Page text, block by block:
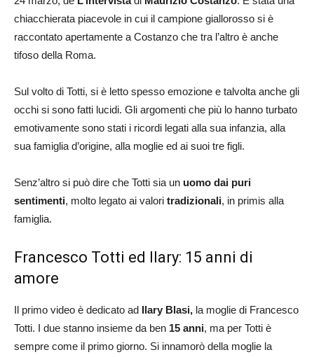
chiacchierata piacevole in cui il campione giallorosso si è
raccontato apertamente a Costanzo che tra l’altro è anche
tifoso della Roma.
Sul volto di Totti, si è letto spesso emozione e talvolta anche gli
occhi si sono fatti lucidi. Gli argomenti che più lo hanno turbato
emotivamente sono stati i ricordi legati alla sua infanzia, alla
sua famiglia d’origine, alla moglie ed ai suoi tre figli.
Senz’altro si può dire che Totti sia un uomo dai puri
sentimenti, molto legato ai valori tradizionali, in primis alla
famiglia.
Francesco Totti ed Ilary: 15 anni di
amore
Il primo video è dedicato ad Ilary Blasi, la moglie di Francesco
Totti. I due stanno insieme da ben 15 anni, ma per Totti è
sempre come il primo giorno. Si innamorò della moglie la